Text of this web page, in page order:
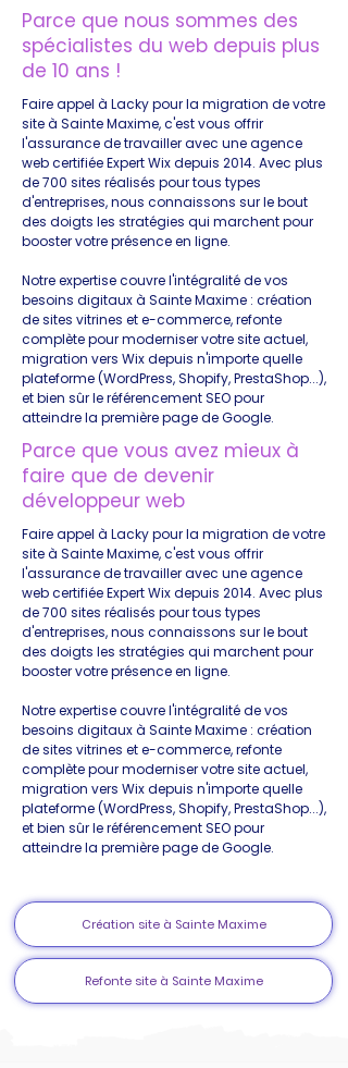
Parce que nous sommes des
spécialistes du web depuis plus
de 10 ans !
Faire appel à Lacky pour la migration de votre
site à Sainte Maxime, c'est vous offrir
l'assurance de travailler avec une agence
web certifiée Expert Wix depuis 2014. Avec plus
de 700 sites réalisés pour tous types
d'entreprises, nous connaissons sur le bout
des doigts les stratégies qui marchent pour
booster votre présence en ligne.
Notre expertise couvre l'intégralité de vos
besoins digitaux à Sainte Maxime : création
de sites vitrines et e-commerce, refonte
complète pour moderniser votre site actuel,
migration vers Wix depuis n'importe quelle
plateforme (WordPress, Shopify, PrestaShop...),
et bien sûr le référencement SEO pour
atteindre la première page de Google.
Parce que vous avez mieux à
faire que de devenir
développeur web
Faire appel à Lacky pour la migration de votre
site à Sainte Maxime, c'est vous offrir
l'assurance de travailler avec une agence
web certifiée Expert Wix depuis 2014. Avec plus
de 700 sites réalisés pour tous types
d'entreprises, nous connaissons sur le bout
des doigts les stratégies qui marchent pour
booster votre présence en ligne.
Notre expertise couvre l'intégralité de vos
besoins digitaux à Sainte Maxime : création
de sites vitrines et e-commerce, refonte
complète pour moderniser votre site actuel,
migration vers Wix depuis n'importe quelle
plateforme (WordPress, Shopify, PrestaShop...),
et bien sûr le référencement SEO pour
atteindre la première page de Google.
Création site à Sainte Maxime
Refonte site à Sainte Maxime